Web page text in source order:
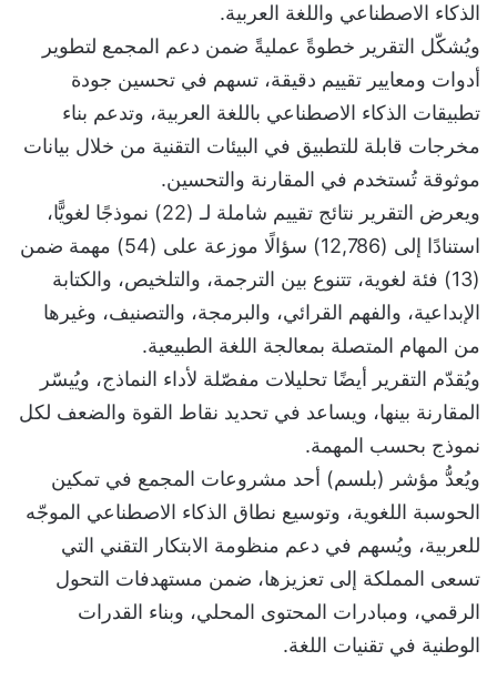
الذكاء الاصطناعي واللغة العربية.
ويُشكّل التقرير خطوةً عمليةً ضمن دعم المجمع لتطوير
أدوات ومعايير تقييم دقيقة، تسهم في تحسين جودة
تطبيقات الذكاء الاصطناعي باللغة العربية، وتدعم بناء
مخرجات قابلة للتطبيق في البيئات التقنية من خلال بيانات
موثوقة تُستخدم في المقارنة والتحسين.
ويعرض التقرير نتائج تقييم شاملة لـ (22) نموذجًا لغويًّا،
استنادًا إلى (12,786) سؤالًا موزعة على (54) مهمة ضمن
(13) فئة لغوية، تتنوع بين الترجمة، والتلخيص، والكتابة
الإبداعية، والفهم القرائي، والبرمجة، والتصنيف، وغيرها
من المهام المتصلة بمعالجة اللغة الطبيعية.
ويُقدّم التقرير أيضًا تحليلات مفصّلة لأداء النماذج، ويُيسّر
المقارنة بينها، ويساعد في تحديد نقاط القوة والضعف لكل
نموذج بحسب المهمة.
ويُعدُّ مؤشر (بلسم) أحد مشروعات المجمع في تمكين
الحوسبة اللغوية، وتوسيع نطاق الذكاء الاصطناعي الموجّه
للعربية، ويُسهم في دعم منظومة الابتكار التقني التي
تسعى المملكة إلى تعزيزها، ضمن مستهدفات التحول
الرقمي، ومبادرات المحتوى المحلي، وبناء القدرات
الوطنية في تقنيات اللغة.